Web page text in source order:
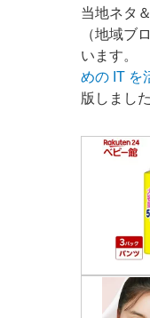
当地ネタ
（地域ブ
います。
めの IT を
版しました